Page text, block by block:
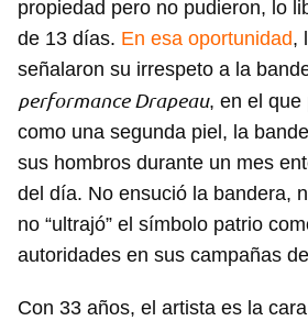
propiedad pero no pudieron, lo
de 13 días. En esa oportunidad,
señalaron su irrespeto a la
performance Drapeau, en el que
como una segunda piel, la
sus hombros durante un mes
del día. No ensució la bandera,
no “ultrajó” el símbolo patrio
autoridades en sus campañas
Con 33 años, el artista es la